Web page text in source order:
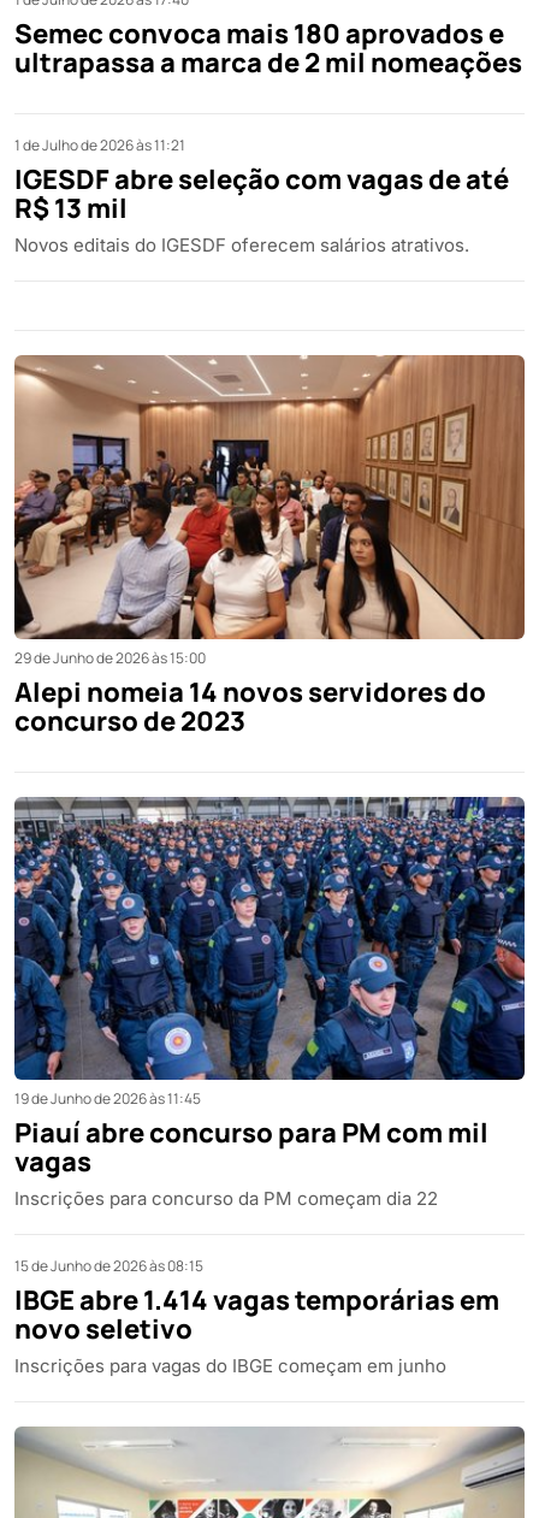
Semec convoca mais 180 aprovados e
ultrapassa a marca de 2 mil nomeações
1 de Julho de 2026 às 11:21
IGESDF abre seleção com vagas de até
R$ 13 mil
Novos editais do IGESDF oferecem salários atrativos.
29 de Junho de 2026 às 15:00
Alepi nomeia 14 novos servidores do
concurso de 2023
19 de Junho de 2026 às 11:45
Piauí abre concurso para PM com mil
vagas
Inscrições para concurso da PM começam dia 22
15 de Junho de 2026 às 08:15
IBGE abre 1.414 vagas temporárias em
novo seletivo
Inscrições para vagas do IBGE começam em junho